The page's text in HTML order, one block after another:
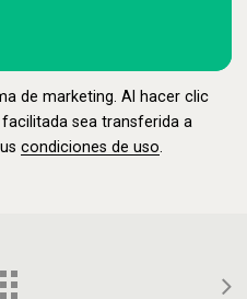
de marketing. Al hacer clic
sea transferida a
condiciones de uso.